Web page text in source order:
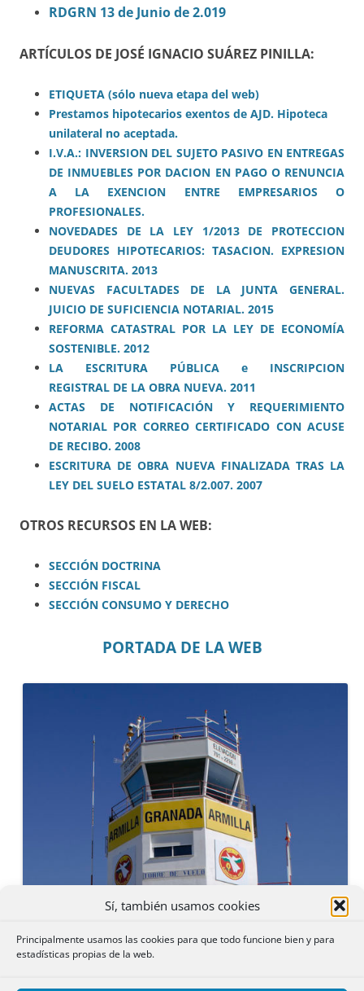
Sí, también usamos cookies
Principalmente usamos las cookies para que todo funcione bien y para
estadísticas propias de la web.
RDGRN 13 de Junio de 2.019
ARTÍCULOS DE JOSÉ IGNACIO SUÁREZ PINILLA:
ETIQUETA (sólo nueva etapa del web)
Prestamos hipotecarios exentos de AJD. Hipoteca
unilateral no aceptada.
I.V.A.: INVERSION DEL SUJETO PASIVO EN ENTREGAS
DE INMUEBLES POR DACION EN PAGO O RENUNCIA
A LA EXENCION ENTRE EMPRESARIOS O
PROFESIONALES.
NOVEDADES DE LA LEY 1/2013 DE PROTECCION
DEUDORES HIPOTECARIOS: TASACION. EXPRESION
MANUSCRITA. 2013
NUEVAS FACULTADES DE LA JUNTA GENERAL.
JUICIO DE SUFICIENCIA NOTARIAL. 2015
REFORMA CATASTRAL POR LA LEY DE ECONOMÍA
SOSTENIBLE. 2012
LA ESCRITURA PÚBLICA e INSCRIPCION
REGISTRAL DE LA OBRA NUEVA. 2011
ACTAS DE NOTIFICACIÓN Y REQUERIMIENTO
NOTARIAL POR CORREO CERTIFICADO CON ACUSE
DE RECIBO. 2008
ESCRITURA DE OBRA NUEVA FINALIZADA TRAS LA
LEY DEL SUELO ESTATAL 8/2.007. 2007
OTROS RECURSOS EN LA WEB:
SECCIÓN DOCTRINA
SECCIÓN FISCAL
SECCIÓN CONSUMO Y DERECHO
PORTADA DE LA WEB